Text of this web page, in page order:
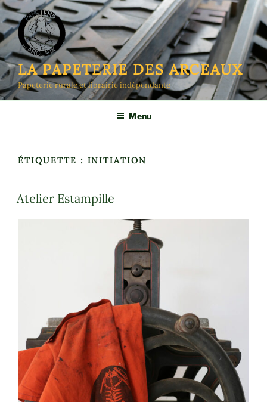
Aller
au
contenu
principal
LA PAPETERIE DES ARCEAUX
Papeterie rurale et librairie indépendante
Menu
ÉTIQUETTE : INITIATION
Atelier Estampille